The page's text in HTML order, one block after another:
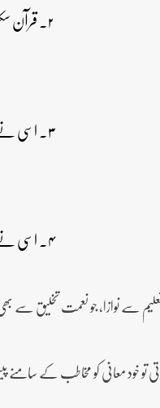
۲۔ قرآن سکھایا ۔
۳۔ اسی نے انسان کو پیدا کیا۔
۴۔ اسی نے انسان کو بولنا سکھایا ۔
سے نوازا، جو نعمت تخلیق
خود معانی کو مخاطب کے سامنے